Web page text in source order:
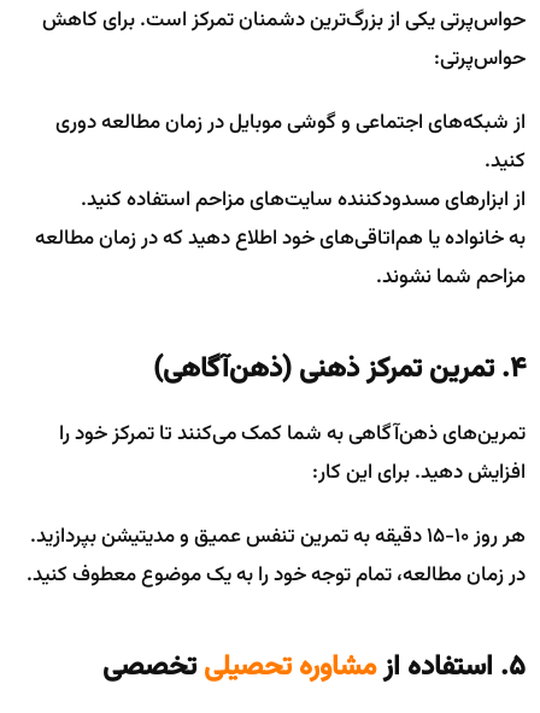
حواس‌پرتی یکی از بزرگ‌ترین دشمنان تمرکز است. برای کاهش
حواس‌پرتی:
از شبکه‌های اجتماعی و گوشی موبایل در زمان مطالعه دوری
کنید.
از ابزارهای مسدودکننده سایت‌های مزاحم استفاده کنید.
به خانواده یا هم‌اتاقی‌های خود اطلاع دهید که در زمان مطالعه
مزاحم شما نشوند.
۴. تمرین تمرکز ذهنی (ذهن‌آگاهی)
تمرین‌های ذهن‌آگاهی به شما کمک می‌کنند تا تمرکز خود را
افزایش دهید. برای این کار:
هر روز ۱۰-۱۵ دقیقه به تمرین تنفس عمیق و مدیتیشن بپردازید.
در زمان مطالعه، تمام توجه خود را به یک موضوع معطوف کنید.
۵. استفاده از مشاوره تحصیلیتخصصی